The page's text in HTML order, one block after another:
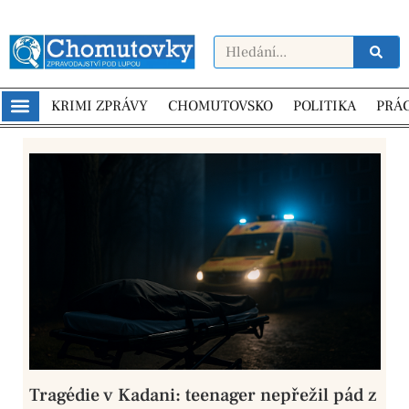
KRIMI ZPRÁVY CHOMUTOVSKO POLITIKA
Tragédie v Kadani: teenager nepřežil pád z